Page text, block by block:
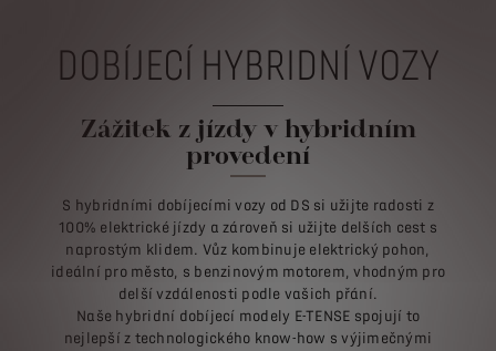
DOBÍJECÍ HYBRIDNÍ VOZY
Zážitek z jízdy v hybridním
provedení
S hybridními dobíjecími vozy od DS si užijte radosti z
100% elektrické jízdy a zároveň si užijte delších cest s
naprostým klidem. Vůz kombinuje elektrický pohon,
ideální pro město, s benzinovým motorem, vhodným pro
delší vzdálenosti podle vašich přání.
Naše hybridní dobíjecí modely E-TENSE spojují to
nejlepší z technologického know-how s výjimečnými